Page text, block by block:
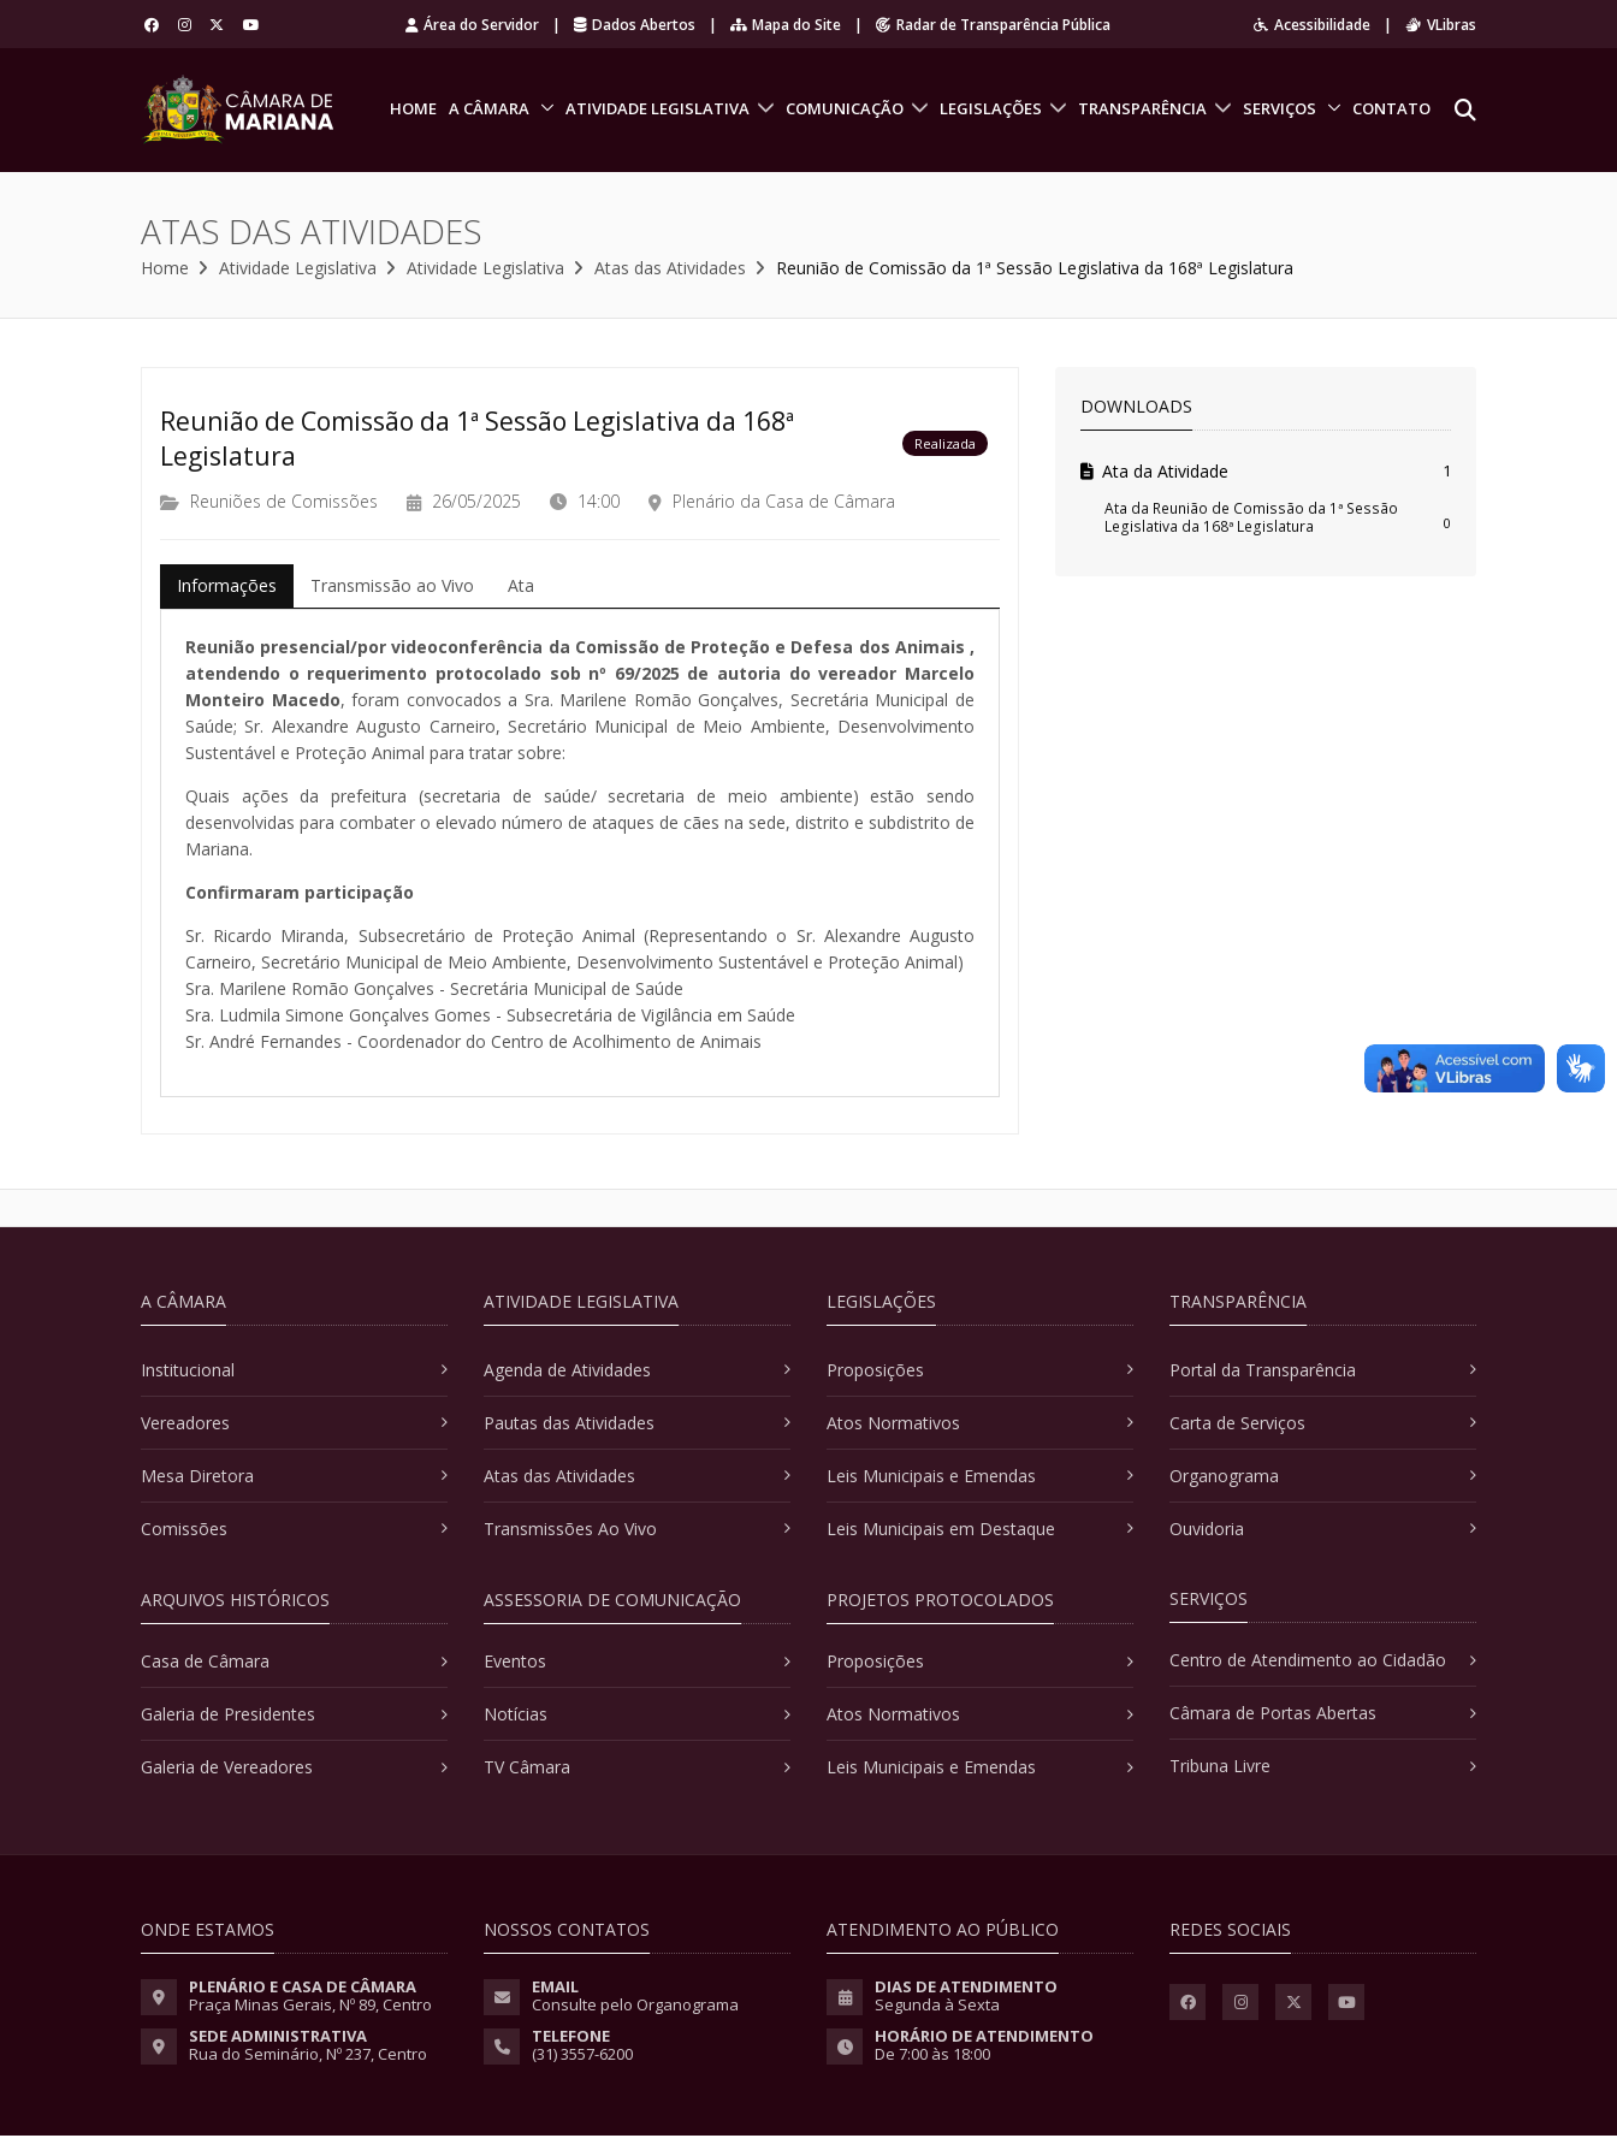
Área do Servidor | Dados Abertos | Mapa do Site | Radar de Transparência Pública Acessibilidade | VLibras
HOME A CÂMARA ATIVIDADE LEGISLATIVA COMUNICAÇÃO LEGISLAÇÕES TRANSPARÊNCIA SERVIÇOS CONTATO
ATAS DAS ATIVIDADES
Home Atividade Legislativa Atividade Legislativa Atas das Atividades Reunião de Comissão da 1ª Sessão Legislativa da 168ª Legislatura
Reunião de Comissão da 1ª Sessão Legislativa da 168ª
Legislatura
Realizada
Reuniões de Comissões 26/05/2025 14:00 Plenário da Casa de Câmara
Informações Transmissão ao Vivo Ata
Reunião presencial/por videoconferência da Comissão de Proteção e Defesa dos Animais ,
atendendo o requerimento protocolado sob nº 69/2025 de autoria do vereador Marcelo
Monteiro Macedo, foram convocados a Sra. Marilene Romão Gonçalves, Secretária Municipal de
Saúde; Sr. Alexandre Augusto Carneiro, Secretário Municipal de Meio Ambiente, Desenvolvimento
Sustentável e Proteção Animal para tratar sobre:
Quais ações da prefeitura (secretaria de saúde/ secretaria de meio ambiente) estão sendo
desenvolvidas para combater o elevado número de ataques de cães na sede, distrito e subdistrito de
Mariana.
Confirmaram participação
Sr. Ricardo Miranda, Subsecretário de Proteção Animal (Representando o Sr. Alexandre Augusto
Carneiro, Secretário Municipal de Meio Ambiente, Desenvolvimento Sustentável e Proteção Animal)
Sra. Marilene Romão Gonçalves - Secretária Municipal de Saúde
Sra. Ludmila Simone Gonçalves Gomes - Subsecretária de Vigilância em Saúde
Sr. André Fernandes - Coordenador do Centro de Acolhimento de Animais
DOWNLOADS
Ata da Atividade 1
Ata da Reunião de Comissão da 1ª Sessão
Legislativa da 168ª Legislatura
0
A CÂMARA
Institucional
Vereadores
Mesa Diretora
Comissões
ARQUIVOS HISTÓRICOS
Casa de Câmara
Galeria de Presidentes
Galeria de Vereadores
ATIVIDADE LEGISLATIVA
Agenda de Atividades
Pautas das Atividades
Atas das Atividades
Transmissões Ao Vivo
ASSESSORIA DE COMUNICAÇÃO
Eventos
Notícias
TV Câmara
LEGISLAÇÕES
Proposições
Atos Normativos
Leis Municipais e Emendas
Leis Municipais em Destaque
PROJETOS PROTOCOLADOS
Proposições
Atos Normativos
Leis Municipais e Emendas
TRANSPARÊNCIA
Portal da Transparência
Carta de Serviços
Organograma
Ouvidoria
SERVIÇOS
Centro de Atendimento ao Cidadão
Câmara de Portas Abertas
Tribuna Livre
ONDE ESTAMOS
PLENÁRIO E CASA DE CÂMARA
Praça Minas Gerais, Nº 89, Centro
SEDE ADMINISTRATIVA
Rua do Seminário, Nº 237, Centro
NOSSOS CONTATOS
EMAIL
Consulte pelo Organograma
TELEFONE
(31) 3557-6200
ATENDIMENTO AO PÚBLICO
DIAS DE ATENDIMENTO
Segunda à Sexta
HORÁRIO DE ATENDIMENTO
De 7:00 às 18:00
REDES SOCIAIS